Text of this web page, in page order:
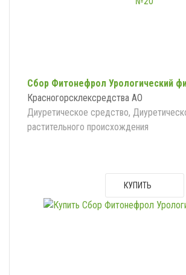
Сбор Фитонефрол Урологический
Красногорсклексредства АО
Диуретическое средство,
растительного происхождения
КУПИТЬ